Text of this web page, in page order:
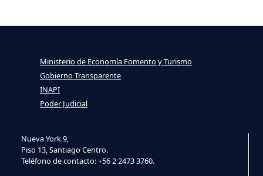
Nueva York 9,
Piso 13, Santiago Centro.
Teléfono de contacto: +56 2 2473 3760.
Ministerio de Economía Fomento y Turismo
Gobierno Transparente
INAPI
Poder Judicial